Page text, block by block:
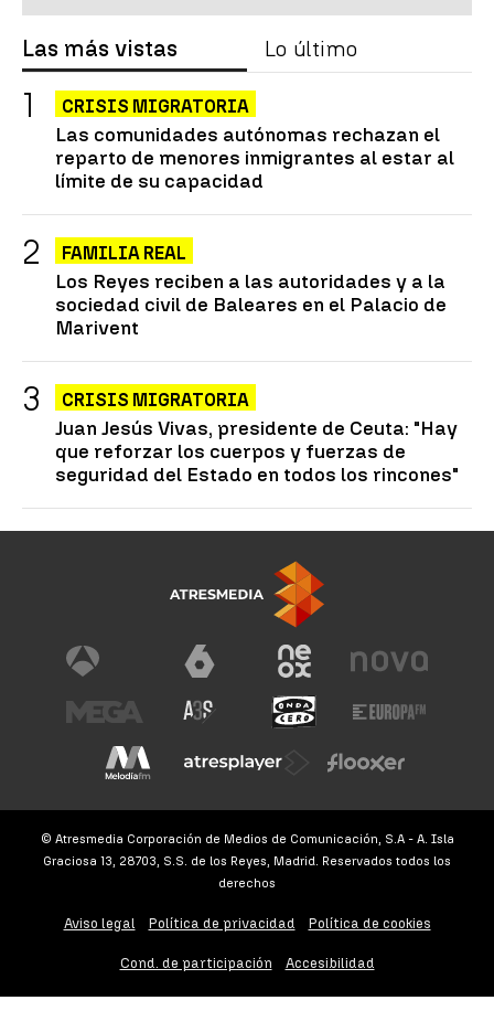
Las más vistas Lo último
CRISIS MIGRATORIA
Las comunidades autónomas rechazan el
reparto de menores inmigrantes al estar al
límite de su capacidad
FAMILIA REAL
Los Reyes reciben a las autoridades y a la
sociedad civil de Baleares en el Palacio de
Marivent
CRISIS MIGRATORIA
Juan Jesús Vivas, presidente de Ceuta: "Hay
que reforzar los cuerpos y fuerzas de
seguridad del Estado en todos los rincones"
© Atresmedia Corporación de Medios de Comunicación, S.A - A. Isla
Graciosa 13, 28703, S.S. de los Reyes, Madrid. Reservados todos los
derechos
Aviso legal Política de privacidad Política de cookies
Cond. de participación Accesibilidad